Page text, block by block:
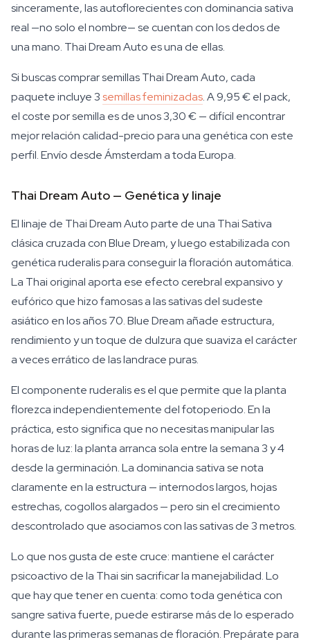
sinceramente, las autoflorecientes con dominancia sativa
real —no solo el nombre— se cuentan con los dedos de
una mano. Thai Dream Auto es una de ellas.
Si buscas comprar semillas Thai Dream Auto, cada
paquete incluye 3semillas feminizadas. A 9,95 € el pack,
el coste por semilla es de unos 3,30 € — difícil encontrar
mejor relación calidad-precio para una genética con este
perfil. Envío desde Ámsterdam a toda Europa.
Thai Dream Auto — Genética y linaje
El linaje de Thai Dream Auto parte de una Thai Sativa
clásica cruzada con Blue Dream, y luego estabilizada con
genética ruderalis para conseguir la floración automática.
La Thai original aporta ese efecto cerebral expansivo y
eufórico que hizo famosas a las sativas del sudeste
asiático en los años 70. Blue Dream añade estructura,
rendimiento y un toque de dulzura que suaviza el carácter
a veces errático de las landrace puras.
El componente ruderalis es el que permite que la planta
florezca independientemente del fotoperiodo. En la
práctica, esto significa que no necesitas manipular las
horas de luz: la planta arranca sola entre la semana 3 y 4
desde la germinación. La dominancia sativa se nota
claramente en la estructura — internodos largos, hojas
estrechas, cogollos alargados — pero sin el crecimiento
descontrolado que asociamos con las sativas de 3 metros.
Lo que nos gusta de este cruce: mantiene el carácter
psicoactivo de la Thai sin sacrificar la manejabilidad. Lo
que hay que tener en cuenta: como toda genética con
sangre sativa fuerte, puede estirarse más de lo esperado
durante las primeras semanas de floración. Prepárate para